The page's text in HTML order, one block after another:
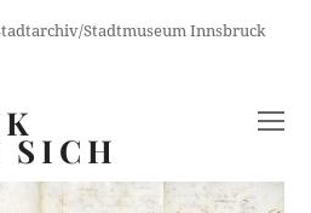
Stadtmuseum Innsbruck
SICH